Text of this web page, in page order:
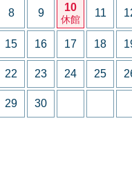
8 9 10
休館
11
15 16 17 18
22 23 24 25
29 30